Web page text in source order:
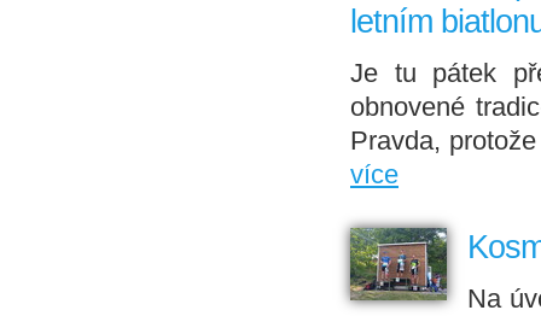
letním
Je tu pátek
obnovené
Pravda,
více
Na